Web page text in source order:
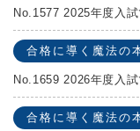
No.1577 2025年度入
合格に導く魔法の
合格に導く魔法の